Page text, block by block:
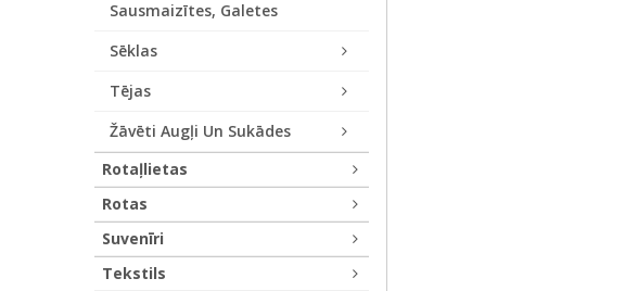
Sausmaizītes, Galetes
Sēklas
Tējas
Žāvēti Augļi Un Sukādes
Rotaļlietas
Rotas
Suvenīri
Tekstils